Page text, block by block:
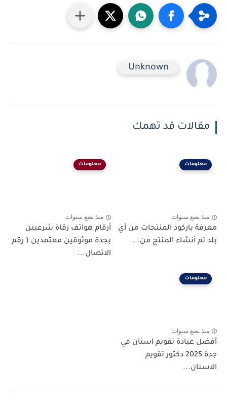
Unknown
مقالات قد تهمك
معلومات
منذ بضع سنوات
معرفة باركود المنتجات من أي
بلد تم أنشاء المنتج من...
معلومات
منذ بضع سنوات
أرقام هواتف رقاة شرعيين
بجدة موثوقين معتمدين ( رقم
الاتصال...
معلومات
منذ بضع سنوات
أفضل عيادة تقويم اسنان في
جدة 2025 دكتور تقويم
الاسنان...